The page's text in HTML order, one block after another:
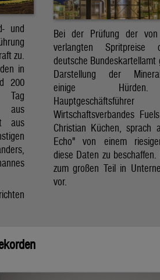
und
zu.
in
200
Tag
aus
aus
Bei der Prüfung der von
verlangten Spritpreise
deutsche Bundeskartellamt
Darstellung der
einige
Wirtschaftsverbandes
Christian Küchen, sprach
Echo" von einem
diese Daten zu beschaffen.
zum großen Teil in
vor.